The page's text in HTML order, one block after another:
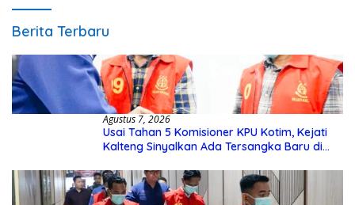
Berita Terbaru
Agustus 7, 2026
Usai Tahan 5 Komisioner KPU Kotim, Kejati
Kalteng Sinyalkan Ada Tersangka Baru di